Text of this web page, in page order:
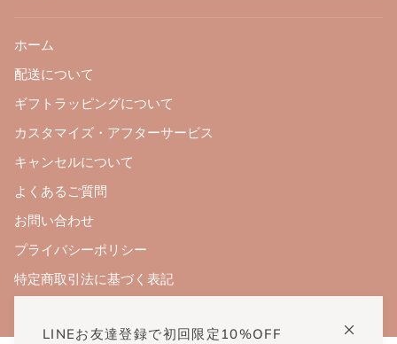
LINEお友達登録で初回限定10%OFF
ホーム
配送について
ギフトラッピングについて
カスタマイズ・アフターサービス
キャンセルについて
よくあるご質問
お問い合わせ
プライバシーポリシー
特定商取引法に基づく表記